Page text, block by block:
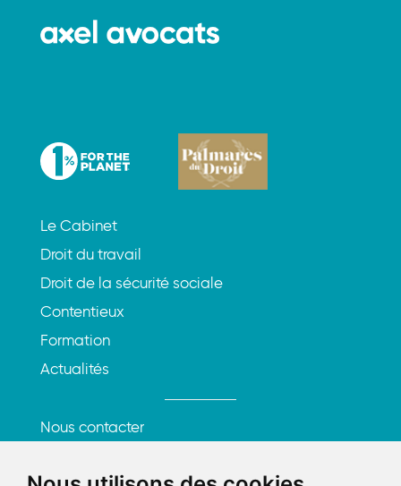
Le Cabinet
Droit du travail
Droit de la sécurité sociale
Contentieux
Formation
Actualités
Nous contacter